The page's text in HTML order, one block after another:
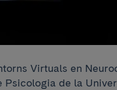
Virtuals en
Psicologia de la